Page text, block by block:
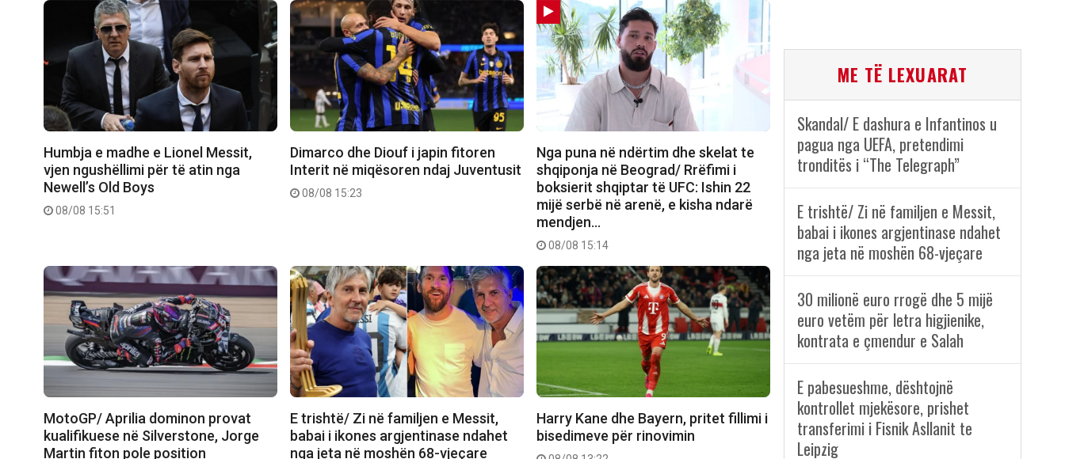
Humbja e madhe e Lionel Messit,
vjen ngushëllimi për të atin nga
Newell’s Old Boys
08/08 15:51
Dimarco dhe Diouf i japin fitoren
Interit në miqësoren ndaj Juventusit
08/08 15:23
Nga puna në ndërtim dhe skelat te
shqiponja në Beograd/ Rrëfimi i
boksierit shqiptar të UFC: Ishin 22
mijë serbë në arenë, e kisha ndarë
mendjen…
08/08 15:14
MotoGP/ Aprilia dominon provat
kualifikuese në Silverstone, Jorge
Martin fiton pole position
E trishtë/ Zi në familjen e Messit,
babai i ikones argjentinase ndahet
nga jeta në moshën 68-vjeçare
Harry Kane dhe Bayern, pritet fillimi i
bisedimeve për rinovimin
ME TË LEXUARAT
Skandal/ E dashura e Infantinos u
pagua nga UEFA, pretendimi
tronditës i “The Telegraph”
E trishtë/ Zi në familjen e Messit,
babai i ikones argjentinase ndahet
nga jeta në moshën 68-vjeçare
30 milionë euro rrogë dhe 5 mijë
euro vetëm për letra higjienike,
kontrata e çmendur e Salah
E pabesueshme, dështojnë
kontrollet mjekësore, prishet
transferimi i Fisnik Asllanit te
Leipzig